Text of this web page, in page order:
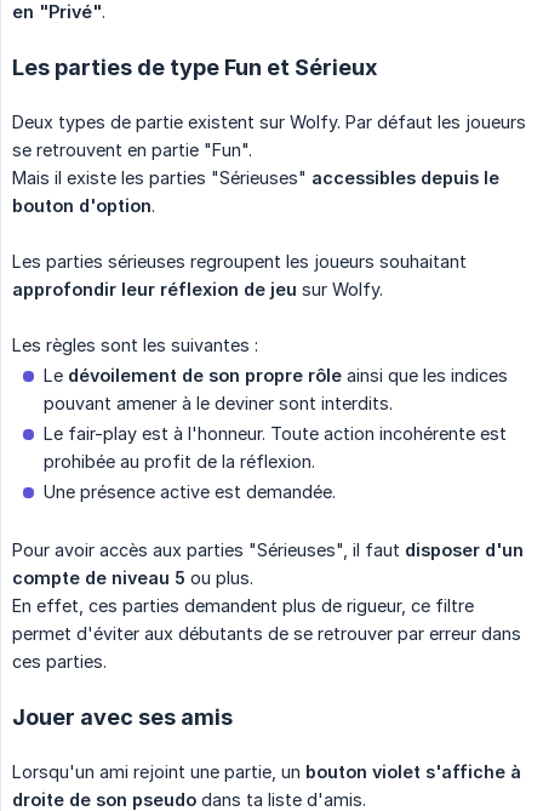
en "Privé".
Les parties de type Fun et Sérieux
Deux types de partie existent sur Wolfy. Par défaut les joueurs
se retrouvent en partie "Fun".
Mais il existe les parties "Sérieuses" accessibles depuis le
bouton d'option.
Les parties sérieuses regroupent les joueurs souhaitant
approfondir leur réflexion de jeu sur Wolfy.
Les règles sont les suivantes :
Le dévoilement de son propre rôle ainsi que les indices
pouvant amener à le deviner sont interdits.
Le fair-play est à l'honneur. Toute action incohérente est
prohibée au profit de la réflexion.
Une présence active est demandée.
Pour avoir accès aux parties "Sérieuses", il faut disposer d'un
compte de niveau 5 ou plus.
En effet, ces parties demandent plus de rigueur, ce filtre
permet d'éviter aux débutants de se retrouver par erreur dans
ces parties.
Jouer avec ses amis
Lorsqu'un ami rejoint une partie, un bouton violet s'affiche à
droite de son pseudo dans ta liste d'amis.